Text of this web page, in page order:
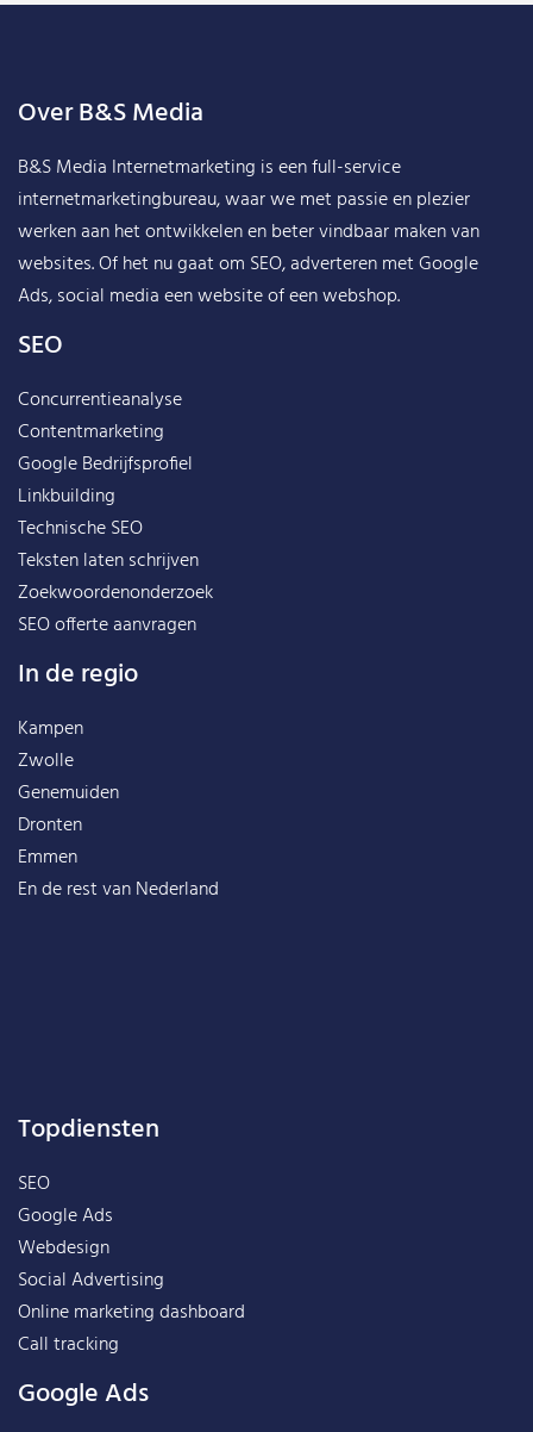
Over B&S Media
B&S Media Internetmarketing is een full-service
internetmarketingbureau, waar we met passie en plezier
werken aan het ontwikkelen en beter vindbaar maken van
websites. Of het nu gaat om SEO, adverteren met Google
Ads, social media een website of een webshop.
SEO
Concurrentieanalyse
Contentmarketing
Google Bedrijfsprofiel
Linkbuilding
Technische SEO
Teksten laten schrijven
Zoekwoordenonderzoek
SEO offerte aanvragen
In de regio
Kampen
Zwolle
Genemuiden
Dronten
Emmen
En de rest vanNederland
Topdiensten
SEO
Google Ads
Webdesign
Social Advertising
Online marketing dashboard
Call tracking
Google Ads